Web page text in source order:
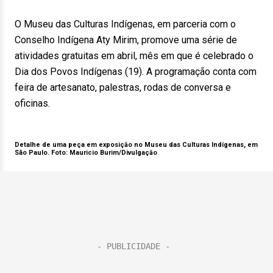
O Museu das Culturas Indígenas, em parceria com o
Conselho Indígena Aty Mirim, promove uma série de
atividades gratuitas em abril, mês em que é celebrado o
Dia dos Povos Indígenas (19). A programação conta com
feira de artesanato, palestras, rodas de conversa e
oficinas.
Detalhe de uma peça em exposiçāo no Museu das Culturas Indígenas, em
São Paulo. Foto: Mauricio Burim/Divulgaçāo